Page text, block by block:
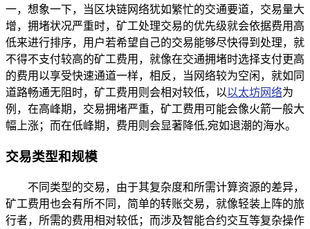
一，想象一下，当区块链网络犹如繁忙的交通要道，交易量大
增，拥堵状况严重时，矿工处理交易的优先级就会依据费用高
低来进行排序，用户若希望自己的交易能够尽快得到处理，就
不得不支付较高的矿工费用，就像在交通拥堵时选择支付更高
的费用以享受快速通道一样，相反，当网络较为空闲，就如同
道路畅通无阻时，矿工费用则会相对较低，以以太坊网络为
例，在高峰期，交易拥堵严重，矿工费用可能会像火箭一般大
幅上涨；而在低峰期，费用则会显著降低,宛如退潮的海水。
交易类型和规模
不同类型的交易，由于其复杂度和所需计算资源的差异，
矿工费用也会有所不同，简单的转账交易，就像轻装上阵的旅
行者，所需的费用相对较低；而涉及智能合约交互等复杂操作